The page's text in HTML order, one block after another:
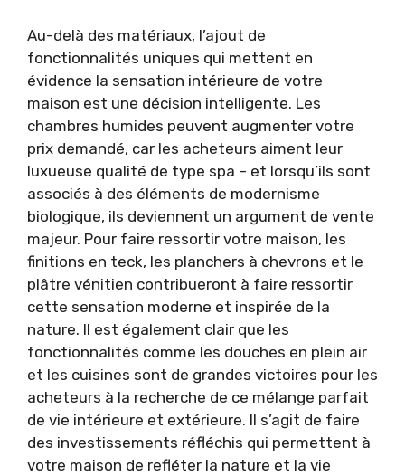
Au-delà des matériaux, l’ajout de
fonctionnalités uniques qui mettent en
évidence la sensation intérieure de votre
maison est une décision intelligente. Les
chambres humides peuvent augmenter votre
prix demandé, car les acheteurs aiment leur
luxueuse qualité de type spa – et lorsqu’ils sont
associés à des éléments de modernisme
biologique, ils deviennent un argument de vente
majeur. Pour faire ressortir votre maison, les
finitions en teck, les planchers à chevrons et le
plâtre vénitien contribueront à faire ressortir
cette sensation moderne et inspirée de la
nature. Il est également clair que les
fonctionnalités comme les douches en plein air
et les cuisines sont de grandes victoires pour les
acheteurs à la recherche de ce mélange parfait
de vie intérieure et extérieure. Il s’agit de faire
des investissements réfléchis qui permettent à
votre maison de refléter la nature et la vie